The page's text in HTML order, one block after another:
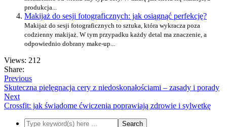
produkcja...
Makijaż do sesji fotograficznych: jak osiągnąć perfekcję?
Makijaż do sesji fotograficznych to sztuka, która wykracza poza
codzienny makijaż. W tym przypadku każdy detal ma znaczenie, a
odpowiednio dobrany make-up...
Views: 212
Share:
Previous
Skuteczna pielęgnacja cery z niedoskonałościami – zasady i porady
Next
Crossfit: jak świadome ćwiczenia poprawiają zdrowie i sylwetkę